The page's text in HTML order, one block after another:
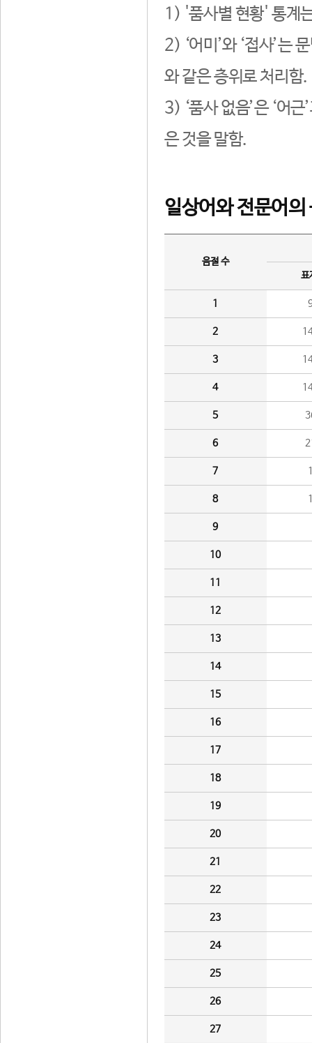
1) '품사별 현황' 통계
2) ‘어미’와 ‘접사’는
와 같은 층위로 처리함.
3) ‘품사 없음’은 ‘어
은 것을 말함.
일상어와 전문어의
음절 수
표
1
2
3
4
5
6
7
8
9
10
11
12
13
14
15
16
17
18
19
20
21
22
23
24
25
26
27